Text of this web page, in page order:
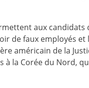
aux candidats
de faux employés
américain de la
à la Corée du Nord,